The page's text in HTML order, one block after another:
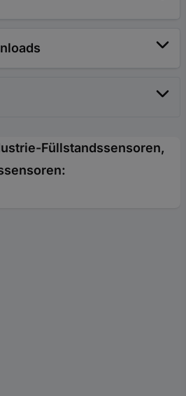
Füllstandssensoren,